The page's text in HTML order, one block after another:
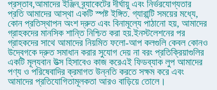
প্রস্তাব,আমাদের ইঞ্জিন ব্র্যাকেটের দীর্ঘায়ু এবং নির্ভরযোগ্যতার
প্রতি আমাদের আস্থা একটি স্পষ্ট ইঙ্গিত. গ্যারান্টি সময়ের মধ্যে,
কোন প্রতিস্থাপন অংশ দ্রুত এবং বিনামূল্যে পাঠানো হয়, আমাদের
গ্রাহকদের মানসিক শান্তি নিশ্চিত করা হয়.ইনস্টলেশনের পর
গ্রাহকদের সাথে আমাদের নিয়মিত ফলো-আপ কলগুলি কেবল কোনও
উদ্বেগকে দ্রুত সমাধান করার সুযোগ দেয় না বরং প্রতিক্রিয়াগুলির
একটি মূল্যবান উত্স হিসাবেও কাজ করেএই ফিডব্যাক লুপ আমাদের
পণ্য ও পরিষেবাদির ক্রমাগত উন্নতি করতে সক্ষম করে এবং
আমাদের প্রতিযোগিতামূলকতা আরও বাড়িয়ে তোলে।